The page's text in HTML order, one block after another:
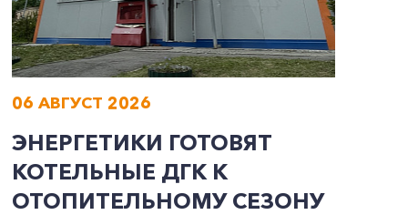
06 АВГУСТ 2026
ЭНЕРГЕТИКИ ГОТОВЯТ
КОТЕЛЬНЫЕ ДГК К
ОТОПИТЕЛЬНОМУ СЕЗОНУ